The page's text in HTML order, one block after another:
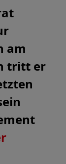
am
tritt er